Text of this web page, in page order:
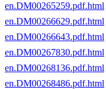
en.DM00265259.pdf.html
en.DM00266629.pdf.html
en.DM00266643.pdf.html
en.DM00267830.pdf.html
en.DM00268136.pdf.html
en.DM00268486.pdf.html